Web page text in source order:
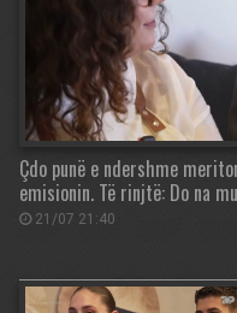
Çdo punë e ndershme
emisionin. Të rinjtë: Do na
21/07 21:40